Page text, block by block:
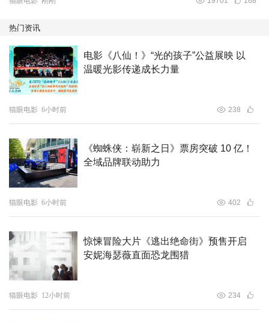
“锦橙合制”计划又一力作。影片将于8月25日七夕情人节全
国上映。
热门资讯
电影《八仙！》“光的孩子”公益展映 以
温暖光影传递成长力量
猫眼电影 6小时前 238
《蜘蛛侠：崭新之日》票房突破 10 亿！
全域品牌联动助力
猫眼电影 6小时前 402
惊悚冒险大片《逃出绝命街》预售开启
安妮海瑟薇直面恐龙围猎
猫眼电影 12小时前 234